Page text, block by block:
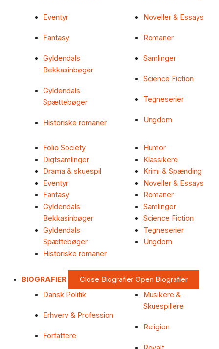
Eventyr
Fantasy
Gyldendals
Bekkasinbøger
Gyldendals
Spættebøger
Historiske romaner
Noveller & Essays
Romaner
Samlinger
Science Fiction
Tegneserier
Ungdom
Folio Society
Digtsamlinger
Drama & skuespil
Eventyr
Fantasy
Gyldendals
Bekkasinbøger
Gyldendals
Spættebøger
Historiske romaner
Humor
Klassikere
Krimi & Spænding
Noveller & Essays
Romaner
Samlinger
Science Fiction
Tegneserier
Ungdom
BIOGRAFIER Close Biografier Open Biografier
Dansk Politik
Erhverv & Profession
Forfattere
Musikere &
Skuespillere
Religion